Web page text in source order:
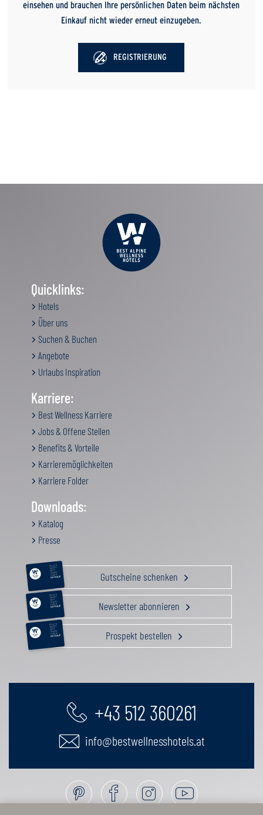
einsehen und brauchen Ihre persönlichen Daten beim nächsten
Einkauf nicht wieder erneut einzugeben.
REGISTRIERUNG
Quicklinks:
Hotels
Über uns
Suchen & Buchen
Angebote
Urlaubs Inspiration
Karriere:
Best Wellness Karriere
Jobs & Offene Stellen
Benefits & Vorteile
Karrieremöglichkeiten
Karriere Folder
Downloads:
Katalog
Presse
RELAX &
BEAUTY
AKTIV
GENUSS
FAMILIE
GUTSCHEIN Gutscheine schenken
RELAX &
BEAUTY
AKTIV
GENUSS
FAMILIE
GUTSCHEIN Newsletter abonnieren
RELAX &
BEAUTY
AKTIV
GENUSS
FAMILIE
GUTSCHEIN Prospekt bestellen
+43 512 360261
info@bestwellnesshotels.at